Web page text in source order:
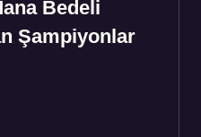
Bedeli
Şampiyonlar